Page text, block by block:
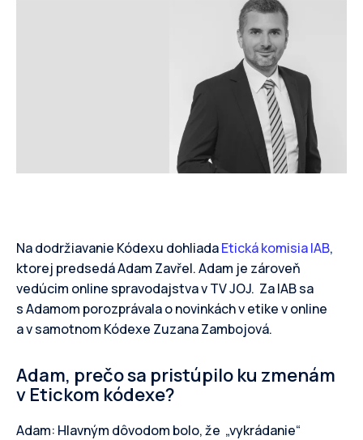
Na dodržiavanie Kódexu dohliadaEtická komisia IAB,
ktorej predsedá Adam Zavřel. Adam je zároveň
vedúcim online spravodajstva v TV JOJ. Za IAB sa
s Adamom porozprávala o novinkách v etike v online
a v samotnom Kódexe Zuzana Zambojová.
Adam, prečo sa pristúpilo ku zmenám
v Etickom kódexe?
Adam: Hlavným dôvodom bolo, že „vykrádanie“